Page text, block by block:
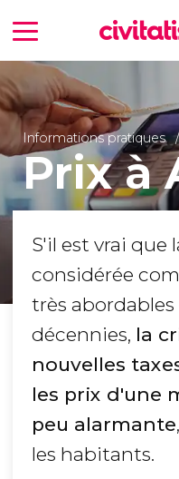
Informations pratiques
Prix à
S'il est vrai que
considérée
très
décennies, la
nouvelles
les prix d'une
peu alarmante
les habitants.